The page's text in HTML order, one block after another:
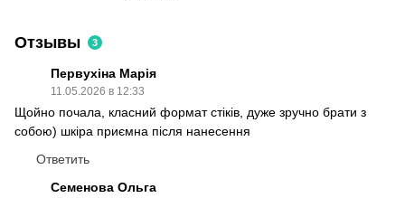
Отзывы 3
Первухіна Марія
11.05.2026 в 12:33
Щойно почала, класний формат стіків, дуже зручно брати з
собою) шкіра приємна після нанесення
Ответить
Семенова Ольга